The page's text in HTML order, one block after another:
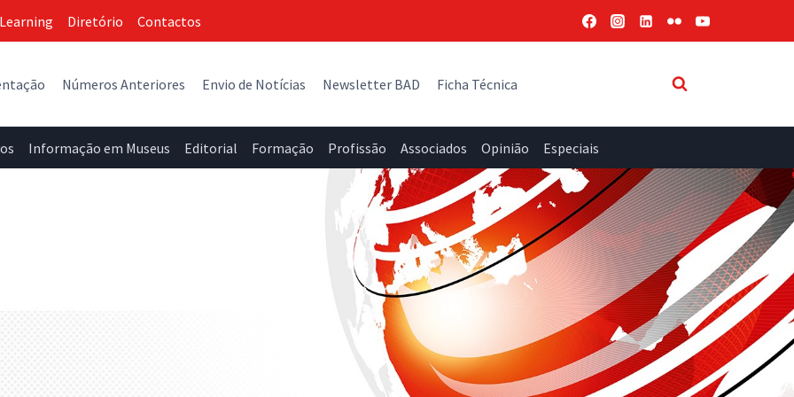
Diretório Contactos
Números Anteriores Envio de Notícias Newsletter BAD Ficha Técnica
Informação em Museus Editorial Formação Profissão Associados Opinião Especiais